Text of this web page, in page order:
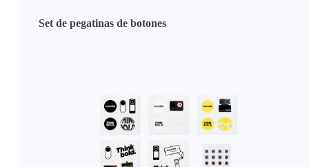
Set de pegatinas de botones